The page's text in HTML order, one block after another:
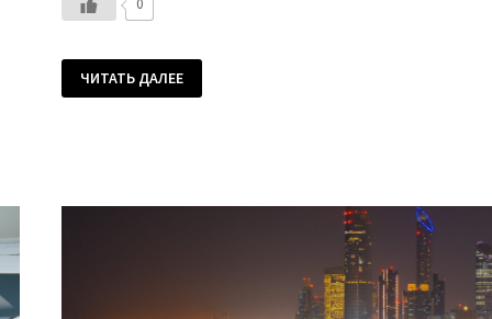
0
В
ТЕЗИСАХ
ЧИТАТЬ ДАЛЕЕ